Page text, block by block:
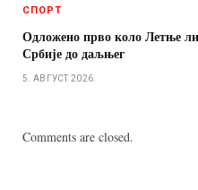
СПОРТ
Одложено прво коло Летње
Србије до даљњег
5. АВГУСТ 2026.
Comments are closed.